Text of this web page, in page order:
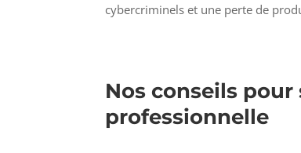
cybercriminels et une perte de
Nos conseils
professionnelle